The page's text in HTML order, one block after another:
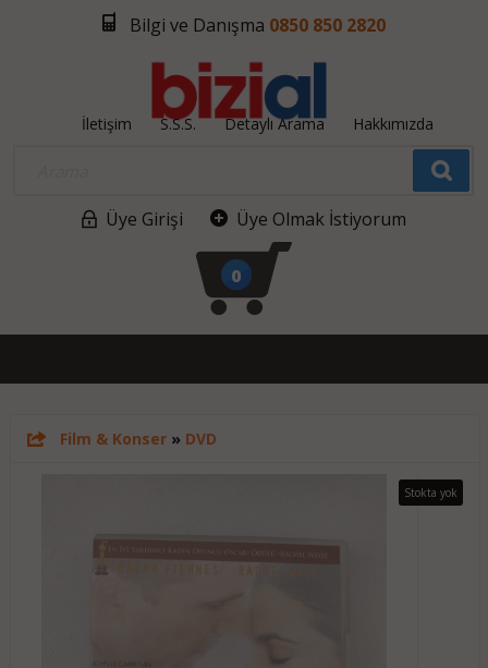
Bilgi ve Danışma 0850 850 2820
İletişim S.S.S. Detaylı Arama Hakkımızda
Üye Girişi Üye Olmak İstiyorum
0
Film & Konser» DVD
Stokta yok